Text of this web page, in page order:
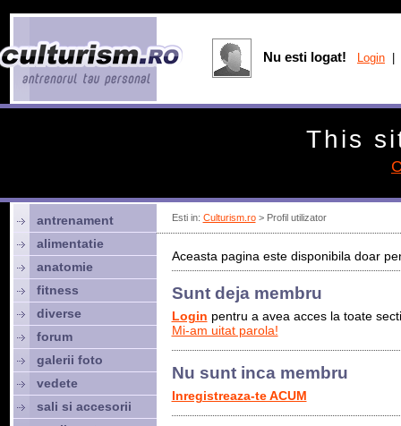
Esti in: Culturism.ro> Profil utilizator
Aceasta pagina este disponibila doar
Sunt deja membru
Login pentru a avea acces la toate
Mi-am uitat parola!
Nu sunt inca membru
Inregistreaza-te ACUM
antrenament
alimentatie
anatomie
fitness
diverse
forum
galerii foto
vedete
sali si accesorii
Nu esti logat! Login
This